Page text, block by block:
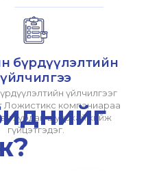
бүрдүүлэлтийн
үйлчилгээ
үйлчилгээг
Ложистикс компаниараа
хурдан шуурхай хийж
гүйцэтгэдэг.